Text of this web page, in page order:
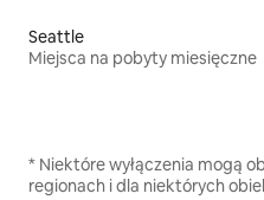
Seattle
Miejsca na pobyty miesięczne
* Niektóre wyłączenia mogą
regionach i dla niektórych